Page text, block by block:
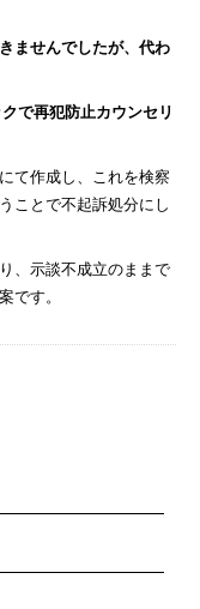
ませんでしたが、代わ
で再犯防止カウンセリ
て作成し、これを検察
ことで不起訴処分にし
、示談不成立のままで
です。